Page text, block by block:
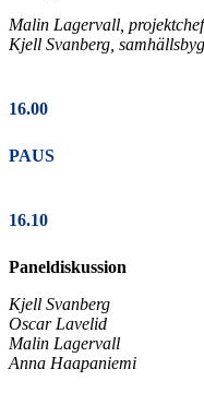
Malin Lagervall,
Kjell Svanberg,
16.00
PAUS
16.10
Paneldiskussion
Kjell Svanberg
Oscar Lavelid
Malin Lagervall
Anna Haapaniemi